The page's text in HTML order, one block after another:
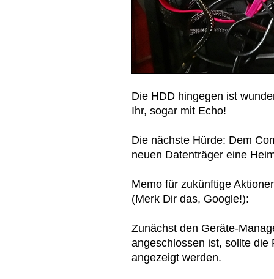
Die HDD hingegen ist
Ihr, sogar mit Echo!
Die nächste Hürde: Dem
neuen Datenträger eine
Memo für zukünftige
(Merk Dir das, Google!):
Zunächst den Geräte-
angeschlossen ist, sollte die
angezeigt werden.